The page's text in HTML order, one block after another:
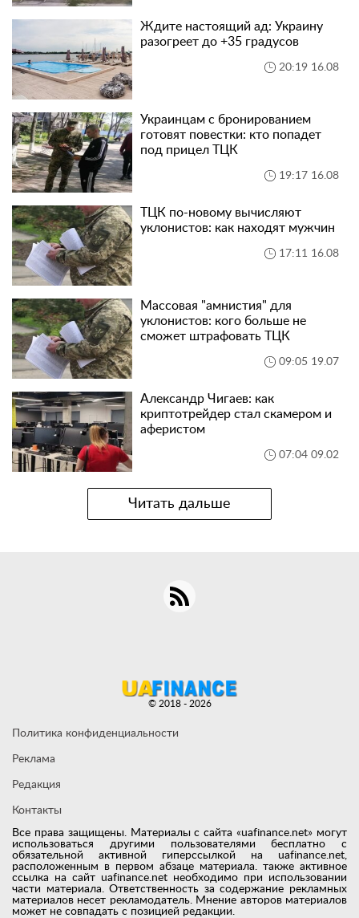
Ждите настоящий ад: Украину
разогреет до +35 градусов
20:19 16.08
Украинцам с бронированием
готовят повестки: кто попадет
под прицел ТЦК
19:17 16.08
ТЦК по-новому вычисляют
уклонистов: как находят мужчин
17:11 16.08
Массовая "амнистия" для
уклонистов: кого больше не
сможет штрафовать ТЦК
09:05 19.07
Александр Чигаев: как
криптотрейдер стал скамером и
аферистом
07:04 09.02
Читать дальше
Все права защищены. Материалы с сайта «uafinance.net» могут
использоваться другими пользователями бесплатно с
обязательной активной гиперссылкой на uafinance.net,
расположенным в первом абзаце материала. также активное
ссылка на сайт uafinance.net необходимо при использовании
части материала. Ответственность за содержание рекламных
материалов несет рекламодатель. Мнение авторов материалов
может не совпадать с позицией редакции.
Политика конфиденциальности
Реклама
Редакция
Контакты
© 2018 - 2026